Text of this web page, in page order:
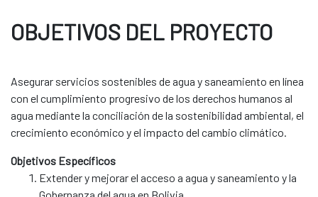
OBJETIVOS DEL PROYECTO
Asegurar servicios sostenibles de agua y saneamiento en línea
con el cumplimiento progresivo de los derechos humanos al
agua mediante la conciliación de la sostenibilidad ambiental, el
crecimiento económico y el impacto del cambio climático.
Objetivos Específicos
Extender y mejorar el acceso a agua y saneamiento y la